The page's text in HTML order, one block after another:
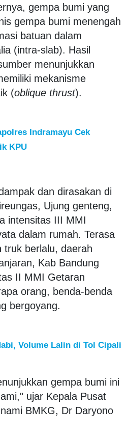
gempa bumi yang
gempa bumi menengah
batuan dalam
(intra-slab). Hasil
menunjukkan
mekanisme
(oblique thrust).
Indramayu Cek
KPU
dan dirasakan di
Ujung genteng,
intensitas III MMI
dalam rumah. Terasa
truk berlalu, daerah
Kab Bandung
II MMI Getaran
orang, benda-benda
bergoyang.
Volume Lalin di Tol Cipali
gempa bumi ini
ujar Kepala Pusat
BMKG, Dr Daryono